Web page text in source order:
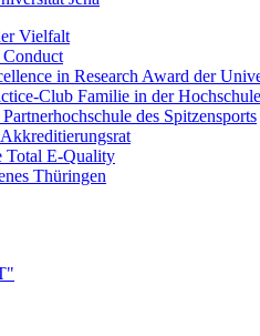
Vielfalt
Conduct
in Research Award der
Club Familie in der Hochschule
des Spitzensports
Total E-Quality
Thüringen